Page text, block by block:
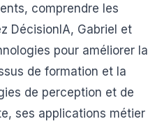
comprendre les
DécisionIA, Gabriel et
pour améliorer la
de formation et la
de perception et de
ses applications métier